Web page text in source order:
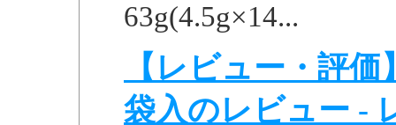
63g(4.5g×14...
【レビュー・評
袋入のレビュー -